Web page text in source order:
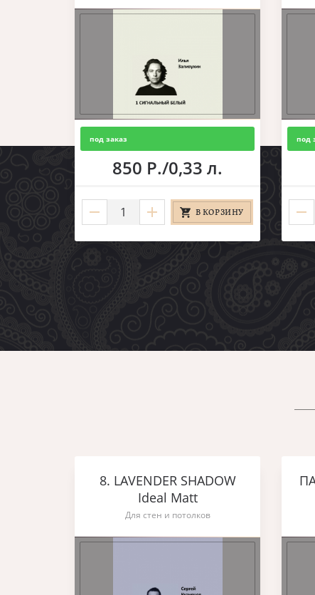
под заказ
850 Р./0,33 л.
В КОРЗИНУ
под
8. LAVENDER SHADOW
Ideal Matt
Для стен и потолков